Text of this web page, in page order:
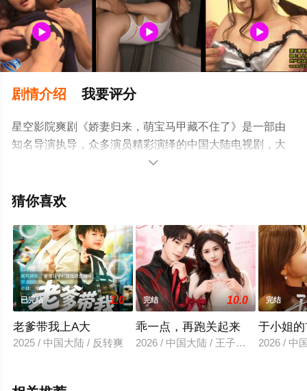
剧情介绍 我要评分
星空影院爽剧《娇妻归来，萌宝马甲藏不住了》是一部由
知名导演执导，众多演员精彩演绎的中国大陆电视剧，大
结局剧情已揭晓（全79集），手机免费观看高清无删减完
豆瓣电视剧、电视猫或剧情网等平台了解。

猜你喜欢
已完结 1.0
老爹带我上A大
2025 / 中国大陆 / 反转爽
完结 10.0
乖一点，再跑关起来
2026 / 中国大陆 / 王子涵＆吴嘉欢
完结
于小姐
2026 / 中